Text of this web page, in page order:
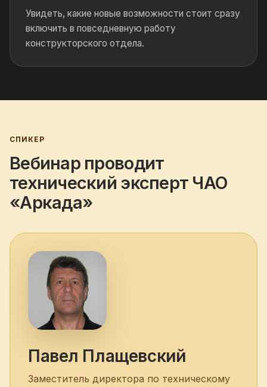
Увидеть, какие новые возможности стоит сразу
включить в повседневную работу
конструкторского отдела.
СПИКЕР
Вебинар проводит
технический эксперт ЧАО
«Аркада»
Павел Плащевский
Заместитель директора по техническому